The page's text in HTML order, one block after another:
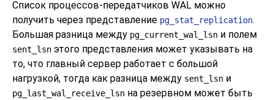
Список процессов-передатчиков WAL можно
получить через представление pg_stat_replication.
Большая разница между pg_current_wal_lsn и полем
sent_lsn этого представления может указывать на
то, что главный сервер работает с большой
нагрузкой, тогда как разница между sent_lsn и
pg_last_wal_receive_lsn на резервном может быть